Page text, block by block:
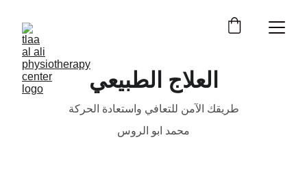
العلاج الطبيعي
طريقك الآمن للتعافي واستعادة الحركة
محمد ابو الروس